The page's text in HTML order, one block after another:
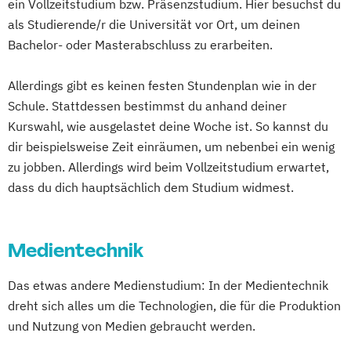
ein Vollzeitstudium bzw. Präsenzstudium. Hier besuchst du
als Studierende/r die Universität vor Ort, um deinen
Bachelor- oder Masterabschluss zu erarbeiten.
Allerdings gibt es keinen festen Stundenplan wie in der
Schule. Stattdessen bestimmst du anhand deiner
Kurswahl, wie ausgelastet deine Woche ist. So kannst du
dir beispielsweise Zeit einräumen, um nebenbei ein wenig
zu jobben. Allerdings wird beim Vollzeitstudium erwartet,
dass du dich hauptsächlich dem Studium widmest.
Medientechnik
Das etwas andere Medienstudium: In der Medientechnik
dreht sich alles um die Technologien, die für die Produktion
und Nutzung von Medien gebraucht werden.